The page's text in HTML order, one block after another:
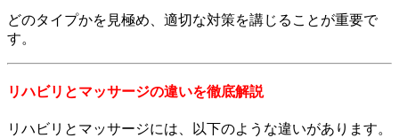
どのタイプかを見極め、適切な対策を講じることが重要で
す。
リハビリとマッサージの違いを徹底解説
リハビリとマッサージには、以下のような違いがあります。